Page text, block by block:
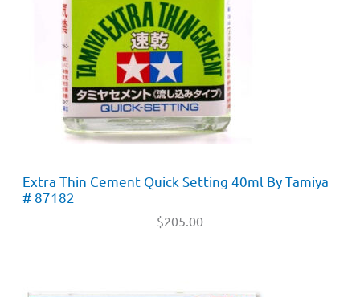
Extra Thin Cement Quick Setting 40ml By Tamiya
# 87182
$205.00